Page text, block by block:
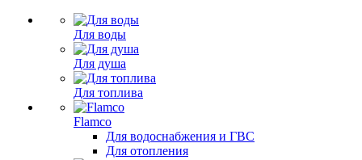
Для воды
Для душа
Для топлива
Flamco
Для водоснабжения и ГВС
Для отопления